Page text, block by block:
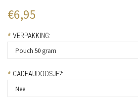
€6,95
VERPAKKING:
*
Pouch 50 gram
CADEAUDOOSJE?:
*
Nee